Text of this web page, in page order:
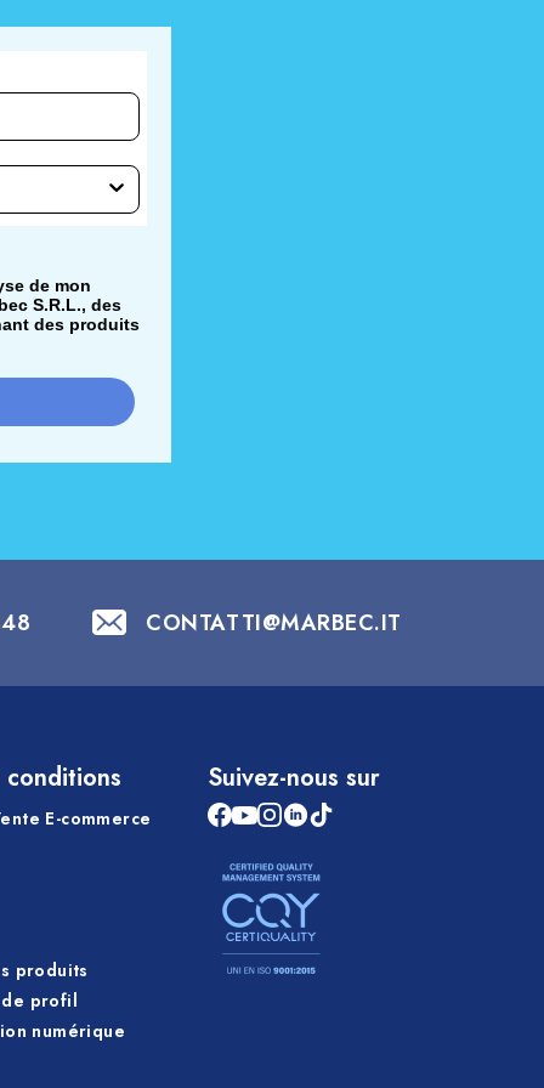
de mon
S.R.L., des
des produits
CONTATTI@MARBEC.IT
E-commerce
produits
profil
numérique
Suivez-nous sur